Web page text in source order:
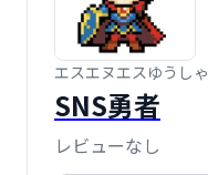
エスエヌエスゆうしゃ
SNS勇者
レビューなし